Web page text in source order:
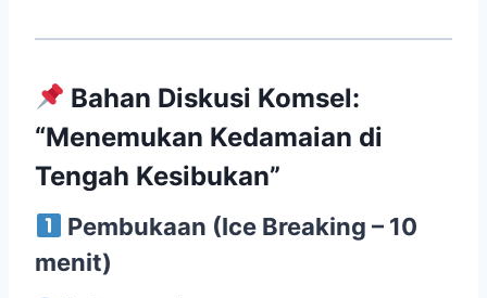
Bahan Diskusi Komsel:
“Menemukan Kedamaian di
Tengah Kesibukan”
Pembukaan (Ice Breaking – 10
menit)